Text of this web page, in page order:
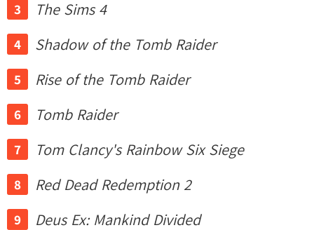
The Sims 4
Shadow of the Tomb Raider
Rise of the Tomb Raider
Tomb Raider
Tom Clancy's Rainbow Six Siege
Red Dead Redemption 2
Deus Ex: Mankind Divided